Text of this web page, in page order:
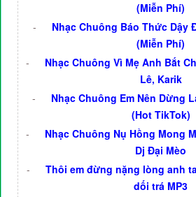
(Miễn Phí)
-
Nhạc Chuông Báo Thức Dậy
(Miễn Phí)
-
Nhạc Chuông Vì Mẹ Anh Bắt
Lê, Karik
-
Nhạc Chuông Em Nên Dừng
(Hot TikTok)
-
Nhạc Chuông Nụ Hồng Mong
Dj Đại Mèo
-
Thôi em đừng nặng lòng anh
dối trá MP3